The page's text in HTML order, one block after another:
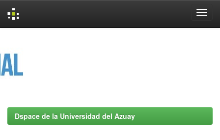
Dspace de la Universidad del Azuay